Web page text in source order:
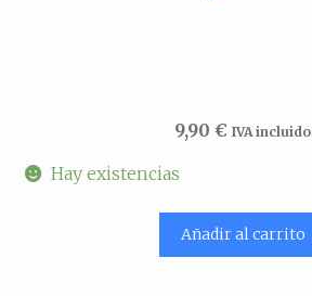
9,90 € IVA incluido
Hay existencias
Añadir al carrito